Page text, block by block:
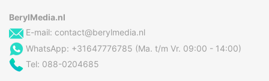
BerylMedia.nl
E-mail: contact@berylmedia.nl
WhatsApp: +31647776785 (Ma. t/m Vr. 09:00 - 14:00)
Tel: 088-0204685